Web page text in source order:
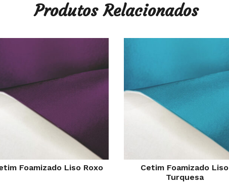
Produtos Relacionados
Foamizado Liso Roxo
Cetim Foamizado Liso
Turquesa